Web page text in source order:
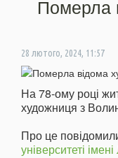
Померла
28 лютого, 2024, 11:57
На 78-ому році
художниця з
Про це
університеті